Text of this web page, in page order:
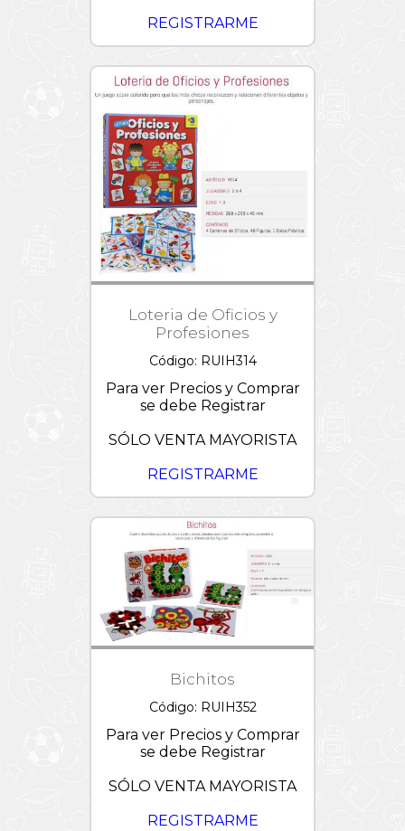
REGISTRARME
Loteria de Oficios y
Profesiones
Código: RUIH314
Para ver Precios y Comprar
se debe Registrar
SÓLO VENTA MAYORISTA
REGISTRARME
Bichitos
Código: RUIH352
Para ver Precios y Comprar
se debe Registrar
SÓLO VENTA MAYORISTA
REGISTRARME